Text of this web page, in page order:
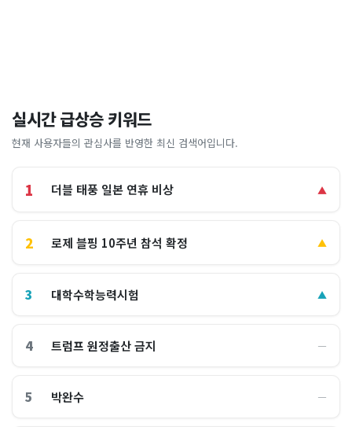
실시간 급상승 키워드
현재 사용자들의 관심사를 반영한 최신 검색어입니다.
1 더블 태풍 일본 연휴 비상 ▲
2 로제 블핑 10주년 참석 확정 ▲
3 대학수학능력시험 ▲
4 트럼프 원정출산 금지 ―
5 박완수 ―